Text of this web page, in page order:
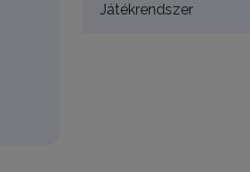
Játékrendszer